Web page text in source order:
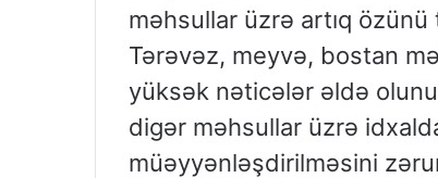
məhsullar üzrə artıq özünü
Tərəvəz, meyvə, bostan
yüksək nəticələr əldə
digər məhsullar üzrə
müəyyənləşdirilməsini